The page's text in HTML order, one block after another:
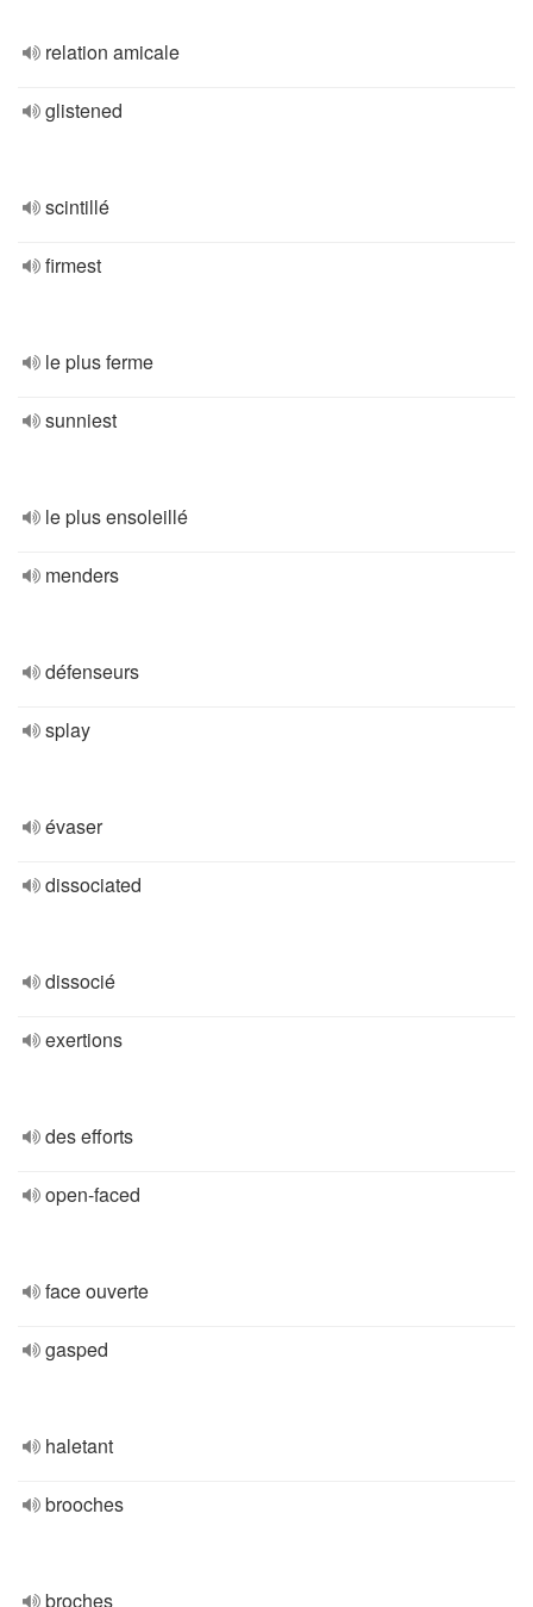
relation amicale
glistened
scintillé
firmest
le plus ferme
sunniest
le plus ensoleillé
menders
défenseurs
splay
évaser
dissociated
dissocié
exertions
des efforts
open-faced
face ouverte
gasped
haletant
brooches
broches